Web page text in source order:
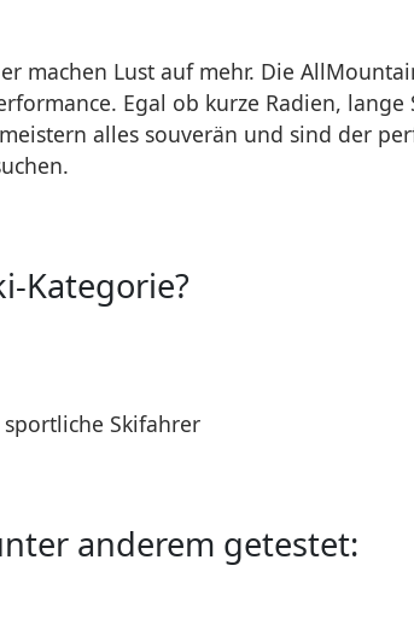
machen Lust auf mehr. Die
Egal ob kurze Radien, lange
alles souverän und sind der
Kategorie?
Skifahrer
anderem getestet: